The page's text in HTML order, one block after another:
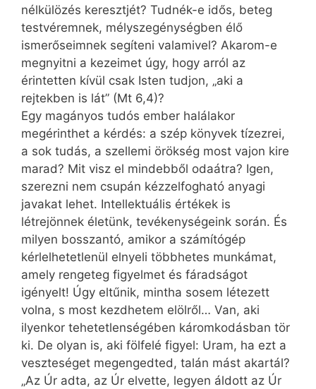
nélkülözés keresztjét? Tudnék-e idős, beteg
testvéremnek, mélyszegénységben élő
ismerőseimnek segíteni valamivel? Akarom-e
megnyitni a kezeimet úgy, hogy arról az
érintetten kívül csak Isten tudjon, „aki a
rejtekben is lát” (Mt 6,4)?
Egy magányos tudós ember halálakor
megérinthet a kérdés: a szép könyvek tízezrei,
a sok tudás, a szellemi örökség most vajon kire
marad? Mit visz el mindebből odaátra? Igen,
szerezni nem csupán kézzelfogható anyagi
javakat lehet. Intellektuális értékek is
létrejönnek életünk, tevékenységeink során. És
milyen bosszantó, amikor a számítógép
kérlelhetetlenül elnyeli többhetes munkámat,
amely rengeteg figyelmet és fáradságot
igényelt! Úgy eltűnik, mintha sosem létezett
volna, s most kezdhetem elölről… Van, aki
ilyenkor tehetetlenségében káromkodásban tör
ki. De olyan is, aki fölfelé figyel: Uram, ha ezt a
veszteséget megengedted, talán mást akartál?
„Az Úr adta, az Úr elvette, legyen áldott az Úr